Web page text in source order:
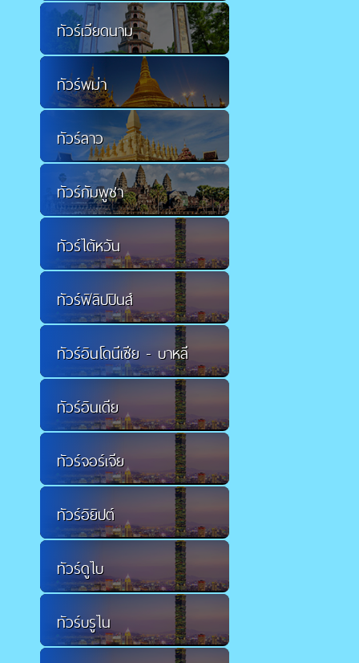
ทัวร์เวียดนาม
ทัวร์พม่า
ทัวร์ลาว
ทัวร์กัมพูชา
ทัวร์ไต้หวัน
ทัวร์ฟิลิปปินส์
ทัวร์อินโดนีเซีย - บาหลี
ทัวร์อินเดีย
ทัวร์จอร์เจีย
ทัวร์อิยิปต์
ทัวร์ดูไบ
ทัวร์บรูไน